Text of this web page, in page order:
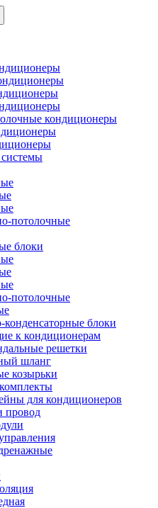
кондиционеры
потолочные
блоки
потолочные
конденсаторные блоки
к кондиционерам
решетки
шланг
козырьки
для кондиционеров
провод